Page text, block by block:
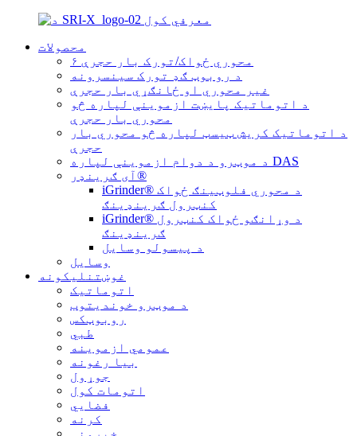
محصولات
۶ محوري ځواک/تورک بار حجرې
د روبوټ ګډ تورک سینسرونه
غیر محوري او ځانګړي بار حجرې
د اتوماتیک پایښت ازموینې لپاره څو
محوري بار حجرې
د اتوماتیک کریش ټیسټ لپاره څو محوري بار
حجرې
د موټرو د دوام ازموینې لپاره DAS
آی ګرینډر®
iGrinder® د محوري فلوټینګ ځواک
کنټرول ګرینډینګ
iGrinder® د وړانګو ځواک کنټرول
ګرینډینګ
د پیسولو وسایل
وسایل
غوښتنلیکونه
اتوماتیک
د موټرو خوندیتوب
روبوټکس
طبي
عمومي ازموینه
بیا رغونه
جوړول
اتومات کول
فضايي
کرنه
خپرونې